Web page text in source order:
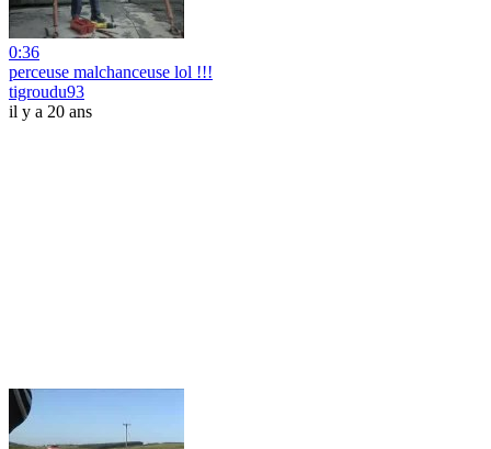
0:36
perceuse malchanceuse lol !!!
tigroudu93
il y a 20 ans